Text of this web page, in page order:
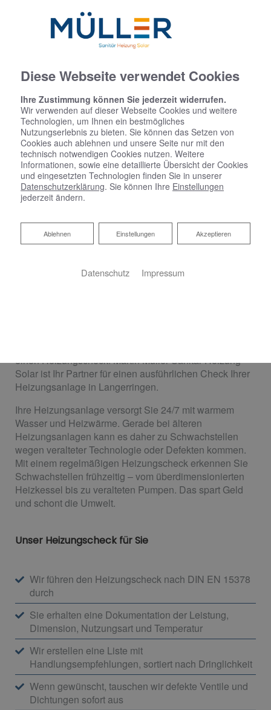
Heizungscheck
einen Heizungscheck! Martin Müller Sanitär Heizung
Solar ist Ihr Partner für einen ausführlichen Check Ihrer
Heizungsanlage in Langerringen.
Ihre Heizungsanlage versorgt Sie 24/7 mit warmem
Wasser und Heizwärme. Gerade bei älteren
Heizungsanlagen kann es daher zu Schwachstellen
wegen veralteter Technologie oder Defekten kommen.
Mit einem regelmäßigen Heizungscheck erkennen Sie
Schwachstellen frühzeitig – vom überdimensionierten
Heizkessel bis zu veralteten Pumpen. Das spart Geld
und schont die Umwelt.
Unser Heizungscheck für Sie
Wir führen den Heizungscheck nach DIN EN 15378
durch
Sie erhalten eine Dokumentation der Leistung,
Dimension, Nutzungsart und Temperatur
Wir erstellen eine Liste mit
Handlungsempfehlungen, sortiert nach Dringlichkeit
Wenn gewünscht, tauschen wir defekte Ventile und
Dichtungen sofort aus
Diese Webseite verwendet Cookies
Ihre Zustimmung können Sie jederzeit widerrufen.
Wir verwenden auf dieser Webseite Cookies und weitere
Technologien, um Ihnen ein bestmögliches
Nutzungserlebnis zu bieten. Sie können das Setzen von
Cookies auch ablehnen und unsere Seite nur mit den
technisch notwendigen Cookies nutzen. Weitere
Informationen, sowie eine detaillierte Übersicht der Cookies
und eingesetzten Technologien finden Sie in unserer
Datenschutzerklärung. Sie können Ihre Einstellungen
jederzeit ändern.
Akzeptieren
Einstellungen
Ablehnen
Ablehnen
Datenschutz Impressum